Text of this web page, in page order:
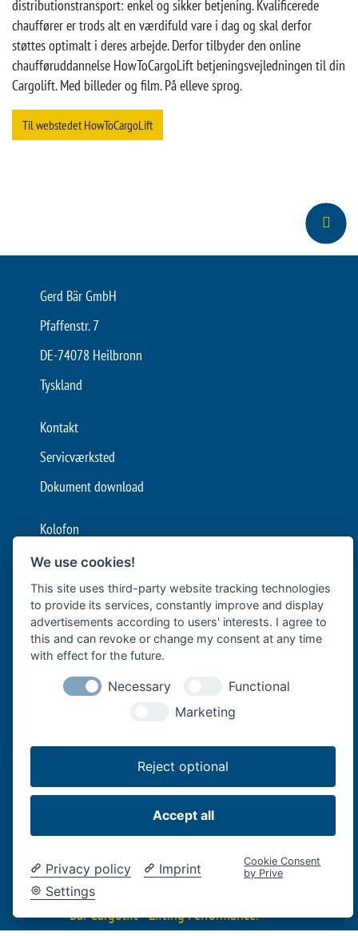
distributionstransport: enkel og sikker betjening. Kvalificerede
chauffører er trods alt en værdifuld vare i dag og skal derfor
støttes optimalt i deres arbejde. Derfor tilbyder den online
chaufføruddannelse HowToCargoLift betjeningsvejledningen til din
Cargolift. Med billeder og film. På elleve sprog.
Til webstedet HowToCargoLift
Gerd Bär GmbH
Pfaffenstr. 7
DE-74078 Heilbronn
Tyskland
Kontakt
Servicværksted
Dokument download
Kolofon
Generelle vilkår og betingelser
Databeskyttelse
Cookie-indstillinger
Bär Cargolift er Europas førende producent af læssebagsmække og
læsseramper med hovedkontor i Heilbronn, Tyskland.
Familievirksomheden med over 40 års erfaring er en førende
leverandør og innovationsleder inden for effektiv godstransport
lastbiler og trailere samt langdistancetransport med sættevogne,
håndværksvirksomheder med varevogne eller speditører og
logistikvirksomheder på den »sidste kilometer«.
Bär Cargolift - Lifting Performance.
We use cookies!
This site uses third-party website tracking technologies
to provide its services, constantly improve and display
advertisements according to users' interests. I agree to
this and can revoke or change my consent at any time
with effect for the future.
Necessary
Functional
Marketing
Reject optional
Accept all
Privacy policy
Imprint
Settings
Cookie Consent
by Prive